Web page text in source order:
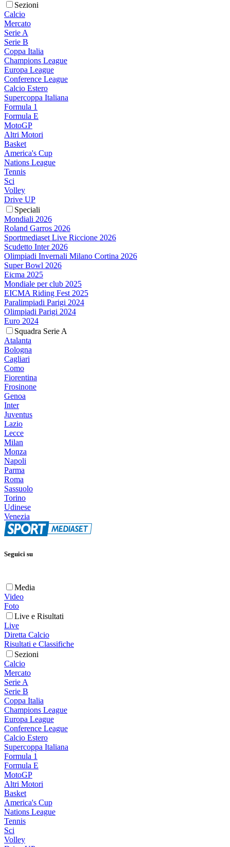
Sezioni
Calcio
Mercato
Serie A
Serie B
Coppa Italia
Champions League
Europa League
Conference League
Calcio Estero
Supercoppa Italiana
Formula 1
Formula E
MotoGP
Altri Motori
Basket
America's Cup
Nations League
Tennis
Sci
Volley
Drive UP
Speciali
Mondiali 2026
Roland Garros 2026
Sportmediaset Live Riccione 2026
Scudetto Inter 2026
Olimpiadi Invernali Milano Cortina 2026
Super Bowl 2026
Eicma 2025
Mondiale per club 2025
EICMA Riding Fest 2025
Paralimpiadi Parigi 2024
Olimpiadi Parigi 2024
Euro 2024
Squadra Serie A
Atalanta
Bologna
Cagliari
Como
Fiorentina
Frosinone
Genoa
Inter
Juventus
Lazio
Lecce
Milan
Monza
Napoli
Parma
Roma
Sassuolo
Torino
Udinese
Venezia
Seguici su
Media
Video
Foto
Live e Risultati
Live
Diretta Calcio
Risultati e Classifiche
Sezioni
Calcio
Mercato
Serie A
Serie B
Coppa Italia
Champions League
Europa League
Conference League
Calcio Estero
Supercoppa Italiana
Formula 1
Formula E
MotoGP
Altri Motori
Basket
America's Cup
Nations League
Tennis
Sci
Volley